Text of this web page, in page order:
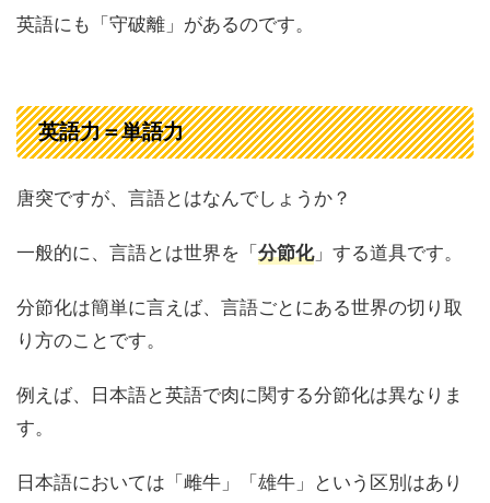
英語にも「守破離」があるのです。
英語力＝単語力
唐突ですが、言語とはなんでしょうか？
一般的に、言語とは世界を「分節化」する道具です。
分節化は簡単に言えば、言語ごとにある世界の切り取
り方のことです。
例えば、日本語と英語で肉に関する分節化は異なりま
す。
日本語においては「雌牛」「雄牛」という区別はあり